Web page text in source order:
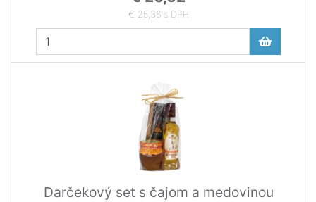
€ 25,36 s DPH
Darčekový set s čajom a medovinou